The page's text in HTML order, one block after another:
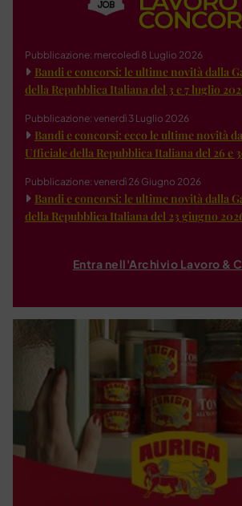
Pubblicazione: mercoledì 8 Luglio 2026
Bandi e concorsi: le ultime novità dalla
della Repubblica Italiana del 3 e 7 luglio
Pubblicazione: venerdì 3 Luglio 2026
Bandi e concorsi: ecco le ultime novità
Ufficiale della Repubblica Italiana del 26 e
Pubblicazione: venerdì 26 Giugno 2026
Bandi e concorsi: le ultime novità dalla
della Repubblica Italiana del 23 giugno
Entra nell'Archivio Lavoro &